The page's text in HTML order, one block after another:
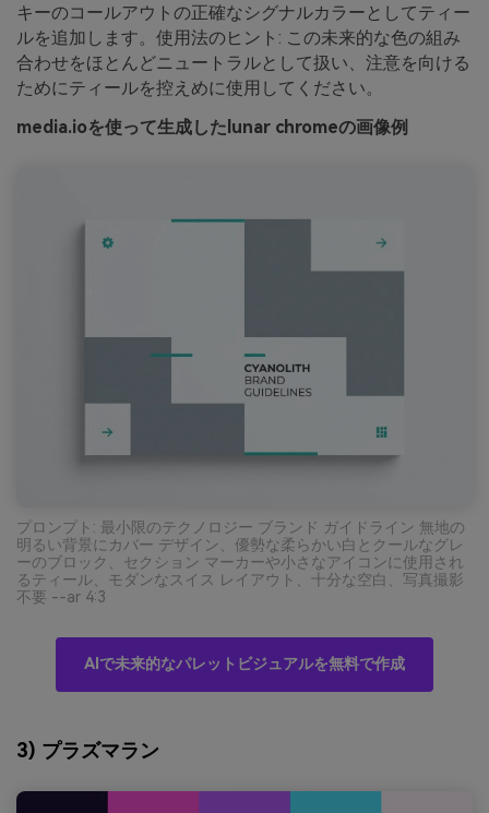
キーのコールアウトの正確なシグナルカラーとしてティー
ルを追加します。使用法のヒント: この未来的な色の組み
合わせをほとんどニュートラルとして扱い、注意を向ける
ためにティールを控えめに使用してください。
media.ioを使って生成したlunar chromeの画像例
プロンプト: 最小限のテクノロジー ブランド ガイドライン 無地の
明るい背景にカバー デザイン、優勢な柔らかい白とクールなグレ
ーのブロック、セクション マーカーや小さなアイコンに使用され
るティール、モダンなスイス レイアウト、十分な空白、写真撮影
不要 --ar 4:3
AIで未来的なパレットビジュアルを無料で作成
3) プラズマラン